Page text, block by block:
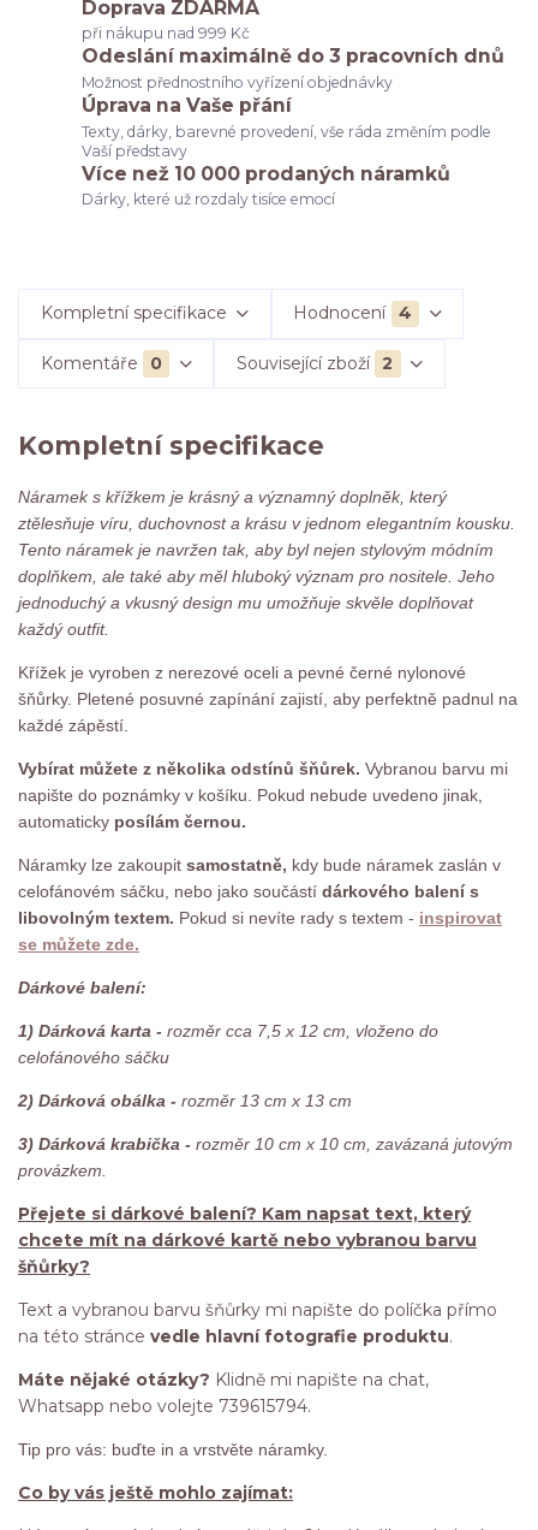
Doprava ZDARMA
při nákupu nad 999 Kč
Odeslání maximálně do 3 pracovních dnů
Možnost přednostního vyřízení objednávky
Úprava na Vaše přání
Texty, dárky, barevné provedení, vše ráda změním podle
Vaší představy
Více než 10 000 prodaných náramků
Dárky, které už rozdaly tisíce emocí
Kompletní specifikace Hodnocení 4
Komentáře 0 Související zboží 2
Kompletní specifikace
Náramek s křížkem je krásný a významný doplněk, který
ztělesňuje víru, duchovnost a krásu v jednom elegantním kousku.
Tento náramek je navržen tak, aby byl nejen stylovým módním
doplňkem, ale také aby měl hluboký význam pro nositele. Jeho
jednoduchý a vkusný design mu umožňuje skvěle doplňovat
každý outfit.
Křížek je vyroben z nerezové oceli a pevné černé nylonové
šňůrky. Pletené posuvné zapínání zajistí, aby perfektně padnul na
každé zápěstí.
Vybírat můžete z několika odstínů šňůrek. Vybranou barvu mi
napište do poznámky v košíku. Pokud nebude uvedeno jinak,
automaticky posílám černou.
Náramky lze zakoupit samostatně, kdy bude náramek zaslán v
celofánovém sáčku, nebo jako součástí dárkového balení s
libovolným textem. Pokud si nevíte rady s textem - inspirovat
se můžete zde.
Dárkové balení:
1) Dárková karta - rozměr cca 7,5 x 12 cm, vloženo do
celofánového sáčku
2) Dárková obálka - rozměr 13 cm x 13 cm
3) Dárková krabička - rozměr 10 cm x 10 cm, zavázaná jutovým
provázkem.
Přejete si dárkové balení? Kam napsat text, který
chcete mít na dárkové kartě nebo vybranou barvu
šňůrky?
Text a vybranou barvu šňůrky mi napište do políčka přímo
na této stránce vedle hlavní fotografie produktu.
Máte nějaké otázky? Klidně mi napište na chat,
Whatsapp nebo volejte 739615794.
Tip pro vás: buďte in a vrstvěte náramky.
Co by vás ještě mohlo zajímat: